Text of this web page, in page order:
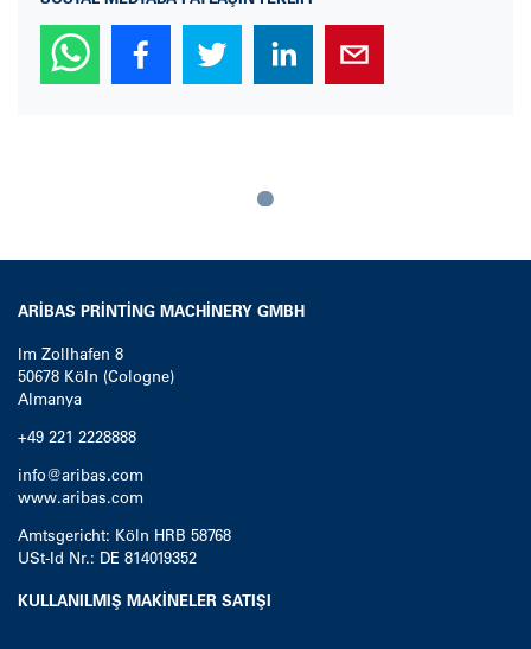
Loading...
ARIBAS PRINTING MACHINERY GMBH
Im Zollhafen 8
50678 Köln (Cologne)
Almanya
+49 221 2228888
info@aribas.com
www.aribas.com
Amtsgericht: Köln HRB 58768
USt-Id Nr.: DE 814019352
KULLANILMIŞ MAKINELER SATIŞI